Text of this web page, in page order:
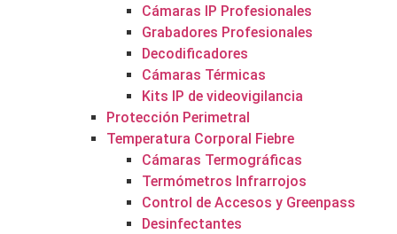
Cámaras IP Profesionales
Grabadores Profesionales
Decodificadores
Cámaras Térmicas
Kits IP de videovigilancia
Protección Perimetral
Temperatura Corporal Fiebre
Cámaras Termográficas
Termómetros Infrarrojos
Control de Accesos y Greenpass
Desinfectantes